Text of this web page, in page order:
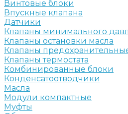
Винтовые блоки
Впускные клапана
Датчики
Клапаны минимального
Клапаны остановки масла
Клапаны
Клапаны термостата
Комбинированные блоки
Конденсатоотводчики
Масла
Модули компактные
Муфты